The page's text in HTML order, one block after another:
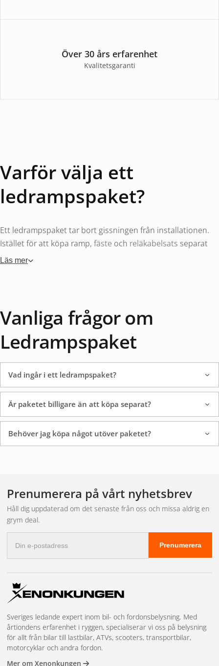
Över 30 års erfarenhet
Kvalitetsgaranti
Varför välja ett
ledrampspaket?
Ett ledrampspaket tar bort gissningen från installationen.
Istället för att köpa ramp, fäste och reläkabelsats separat
och hoppas att kontakterna matchar får du allt i en låda.
Priset är oftast lägre än att köpa delarna styckvis. Vi
paketerar ihop de populäraste kombinationerna och
prissätter dem som en enhet. Du får samma kvalitet till lägre
Vad ingår i ett
ledrampspaket?
Grundpaketet innehåller alltid enledramp, ett fäste (oftast
inkluderar även stenskottsskyddoch
monteringsinstruktioner.
Vi erbjuder paket med ramper från
specifika paketmed infällnadsfästen anpassade för Tesla
Behöver du mer än
paketet innehåller?
Kör du en nyare bil med CANbus-system rekommenderar vi
Läs mer
Vanliga frågor om
Ledrampspaket
Vad ingår i ett ledrampspaket?
Är paketet billigare än att köpa separat?
Behöver jag köpa något utöver paketet?
Prenumerera på vårt nyhetsbrev
Håll dig uppdaterad om det senaste från oss och missa aldrig en
grym deal.
postadress
Prenumerera
Sveriges ledande expert inom bil- och fordonsbelysning. Med
årtiondens erfarenhet i ryggen, specialiserar vi oss på belysning
för allt från bilar till lastbilar, ATVs, scooters, transportbilar,
motorcyklar och andra fordon.
Mer om Xenonkungen